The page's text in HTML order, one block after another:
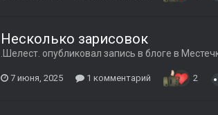
Несколько зарисовок
.Шелест. опубликовал запись в блоге в
7 июня, 2025 1 комментарий 2